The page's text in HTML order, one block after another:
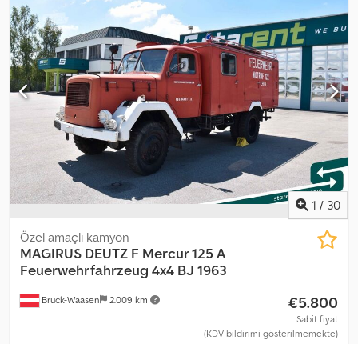
1 / 30
Bruck-Waasen 2.009 km
Özel amaçlı kamyon
MAGIRUS DEUTZ F Mercur 125 A
Feuerwehrfahrzeug 4x4 BJ 1963
€5.800
Sabit fiyat
(KDV bildirimi gösterilmemekte)